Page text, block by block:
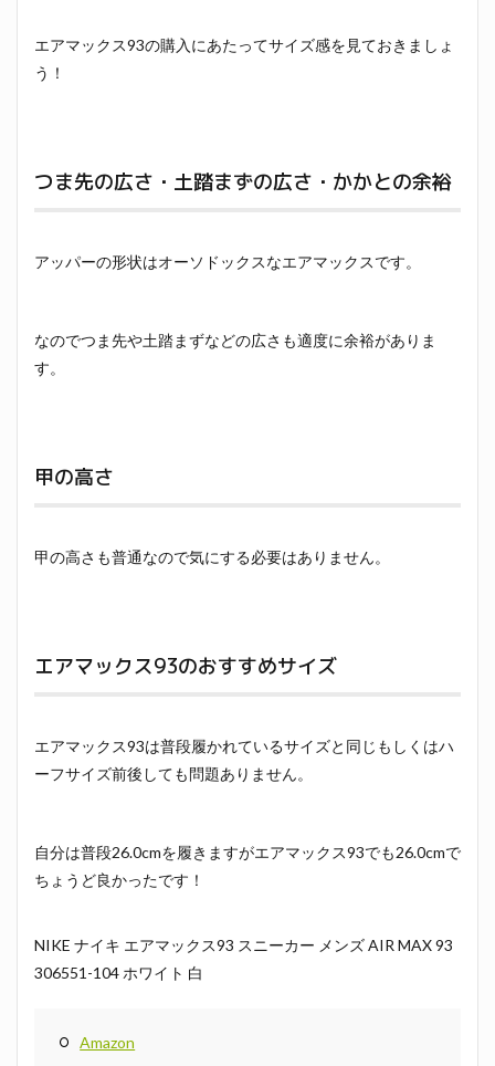
エアマックス93の購入にあたってサイズ感を見ておきましょ
う！
つま先の広さ・土踏まずの広さ・かかとの余裕
アッパーの形状はオーソドックスなエアマックスです。
なのでつま先や土踏まずなどの広さも適度に余裕がありま
す。
甲の高さ
甲の高さも普通なので気にする必要はありません。
エアマックス93のおすすめサイズ
エアマックス93は普段履かれているサイズと同じもしくはハ
ーフサイズ前後しても問題ありません。
自分は普段26.0cmを履きますがエアマックス93でも26.0cmで
ちょうど良かったです！
NIKE ナイキ エアマックス93 スニーカー メンズ AIR MAX 93
306551-104 ホワイト 白
Amazon